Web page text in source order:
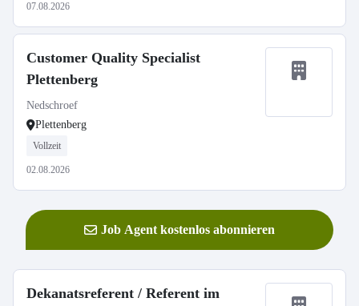
07.08.2026
Customer Quality Specialist
Plettenberg
Nedschroef
Plettenberg
Vollzeit
02.08.2026
Job Agent kostenlos abonnieren
Dekanatsreferent / Referent im